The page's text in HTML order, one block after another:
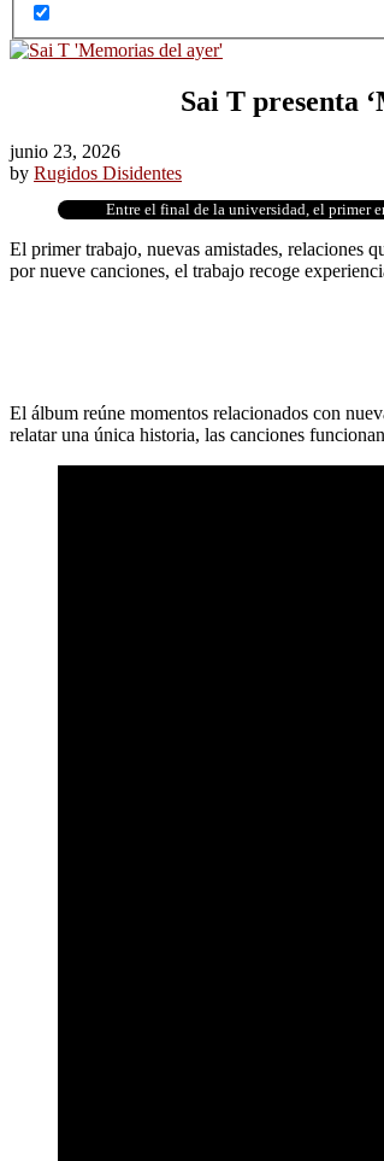
Sai T presenta
junio 23, 2026
by Rugidos Disidentes
Entre el final de la universidad, el primer
El primer trabajo, nuevas amistades, relaciones
por nueve canciones, el trabajo recoge
El álbum reúne momentos relacionados con
relatar una única historia, las canciones